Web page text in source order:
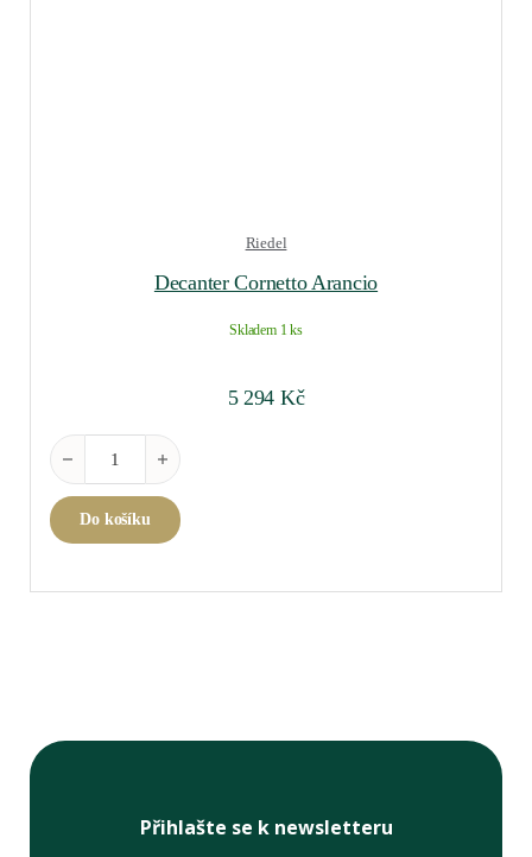
Riedel
Decanter Cornetto Arancio
Skladem 1 ks
5 294 Kč
Decanter Cornetto Arancio množství
Do košíku
Přihlašte se k newsletteru